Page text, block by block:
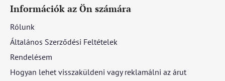
Információk az Ön számára
Rólunk
Általános Szerződési Feltételek
Rendelésem
Hogyan lehet visszaküldeni vagy reklamálni az árut